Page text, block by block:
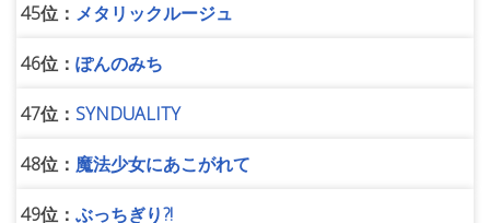
45位： メタリックルージュ
46位： ぽんのみち
47位： SYNDUALITY
48位： 魔法少女にあこがれて
49位： ぶっちぎり?!